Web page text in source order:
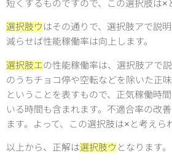
短くするものですので、この選択肢は×
選択肢ウ はその通りで、選択肢アで説
減らせば性能稼働率は向上します。
選択肢エの性能稼働率は、選択肢アで
のうちチョコ停や空転などを除いた正
ということを表すもので、正気稼働時
いる時間も含まれます。不適合率の改
ます。よって、この選択肢は×と考えら
以上から、正解は選択肢ウ となります。